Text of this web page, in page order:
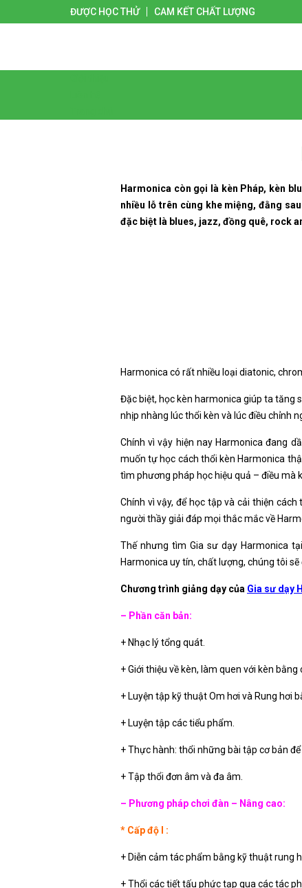
ĐƯỢC HỌC THỬ CAM KẾT CHẤT LƯỢNG
Harmonica còn gọi là kèn Pháp, kèn
nhiều lỗ trên cùng khe miệng, đằng
đặc biệt là blues, jazz, đồng quê, rock
Harmonica có rất nhiều loại diatonic,
Đặc biệt, học kèn harmonica giúp ta tăng
nhịp nhàng lúc thổi kèn và lúc điều chỉnh
Chính vì vậy hiện nay Harmonica đang
muốn tự học cách thổi kèn Harmonica
tìm phương pháp học hiệu quả – điều mà
Chính vì vậy, để học tập và cải thiện
người thầy giải đáp mọi thắc mắc về
Thế nhưng tìm Gia sư dạy Harmonica
Harmonica uy tín, chất lượng, chúng tôi
Chương trình giảng dạy của Gia sư dạy
– Phần căn bản:
+ Nhạc lý tổng quát.
+ Giới thiệu về kèn, làm quen với kèn
+ Luyện tập kỹ thuật Om hơi và Rung hơi
+ Luyện tập các tiểu phẩm.
+ Thực hành: thổi những bài tập cơ bản
+ Tập thổi đơn âm và đa âm.
– Phương pháp chơi đàn – Nâng cao:
* Cấp độ I :
+ Diễn cảm tác phẩm bằng kỹ thuật rung
+ Thổi các tiết tấu phức tạp qua các tác